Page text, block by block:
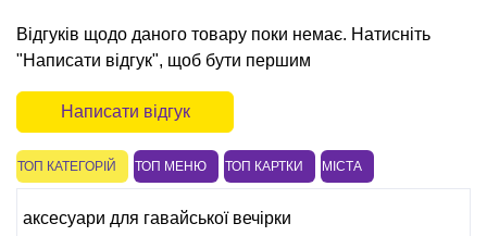
Відгуків щодо даного товару поки немає. Натисніть
"Написати відгук", щоб бути першим
Написати відгук
ТОП КАТЕГОРІЙ ТОП МЕНЮ ТОП КАРТКИ МІСТА
аксесуари для гавайської вечірки